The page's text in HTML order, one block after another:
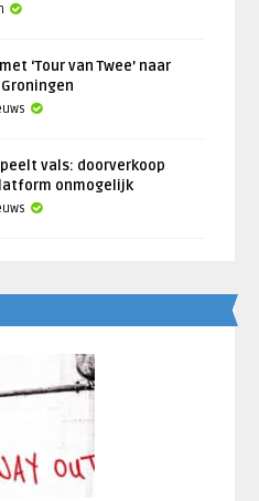
‘Tour van Twee’ naar
vals: doorverkoop
onmogelijk